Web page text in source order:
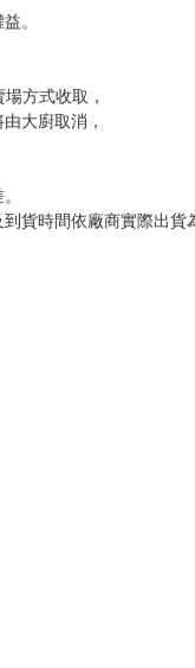
，還請下單後準時取貨。
。